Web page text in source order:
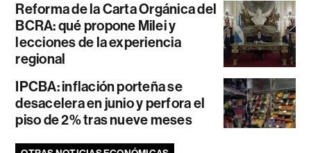
Reforma de la Carta Orgánica del
BCRA: qué propone Milei y
lecciones de la experiencia
regional
IPCBA: inflación porteña se
desacelera en junio y perfora el
piso de 2% tras nueve meses